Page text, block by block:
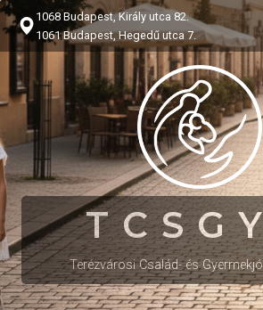
1068 Budapest, Király utca 82.
1061 Budapest, Hegedű utca 7.
Terézvárosi Család- és